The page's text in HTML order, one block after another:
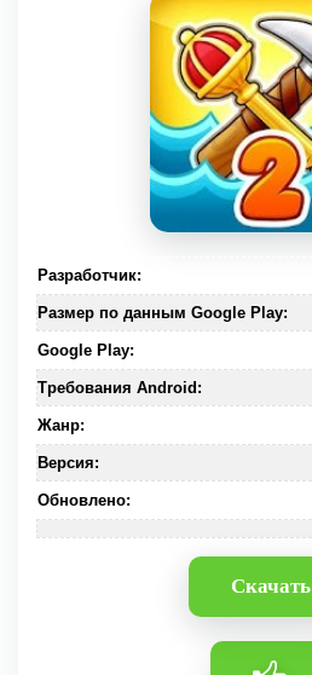
Разработчик:
Размер по данным Google Play:
Google Play:
Требования Android:
Жанр:
Версия:
Обновлено:
Скачать